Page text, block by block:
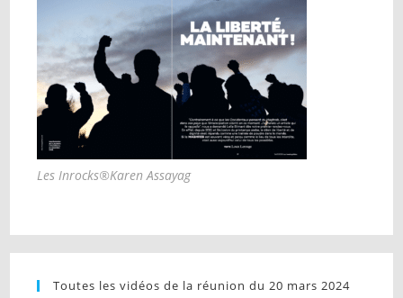
Les Inrocks®Karen Assayag
Toutes les vidéos de la réunion du 20 mars 2024